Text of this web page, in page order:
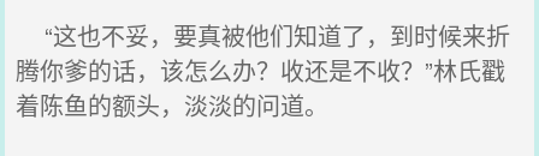
“这也不妥，要真被他们知道了，到时候来折
腾你爹的话，该怎么办？收还是不收？”林氏戳
着陈鱼的额头，淡淡的问道。